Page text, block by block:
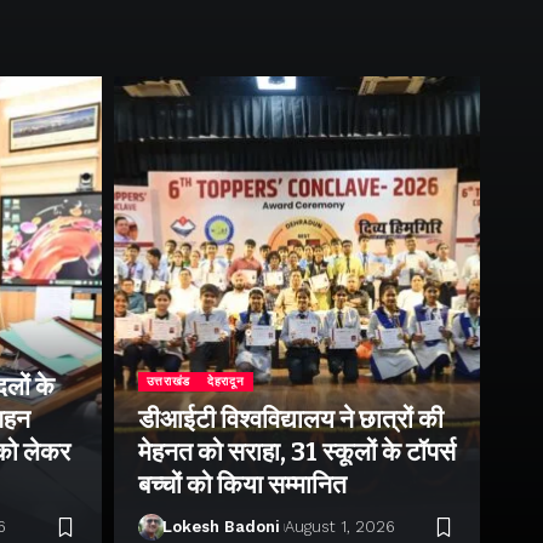
के
लेकर
उत्तराखंड देहरादून
डीआईटी विश्वविद्यालय ने छात्रों की
मेहनत को सराहा, 31 स्कूलों के टॉपर्स
बच्चों को किया सम्मानित
Lokesh Badoni August 1, 2026